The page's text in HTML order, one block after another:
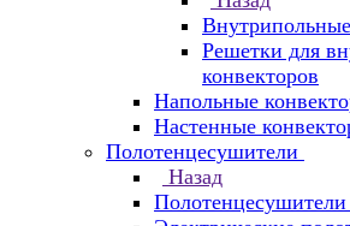
Решетки для
конвекторов
Напольные
Настенные
Полотенцесушители
Назад
Полотенцесушители